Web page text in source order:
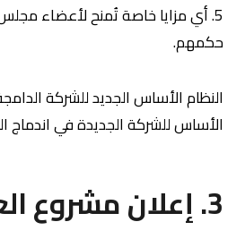
5. أي مزايا خاصة تُمنح لأعضاء
حكمهم.
النظام الأساس الجديد للشركة
الأساس للشركة الجديدة في اندماج
3. إعلان مشروع العقد ونشره